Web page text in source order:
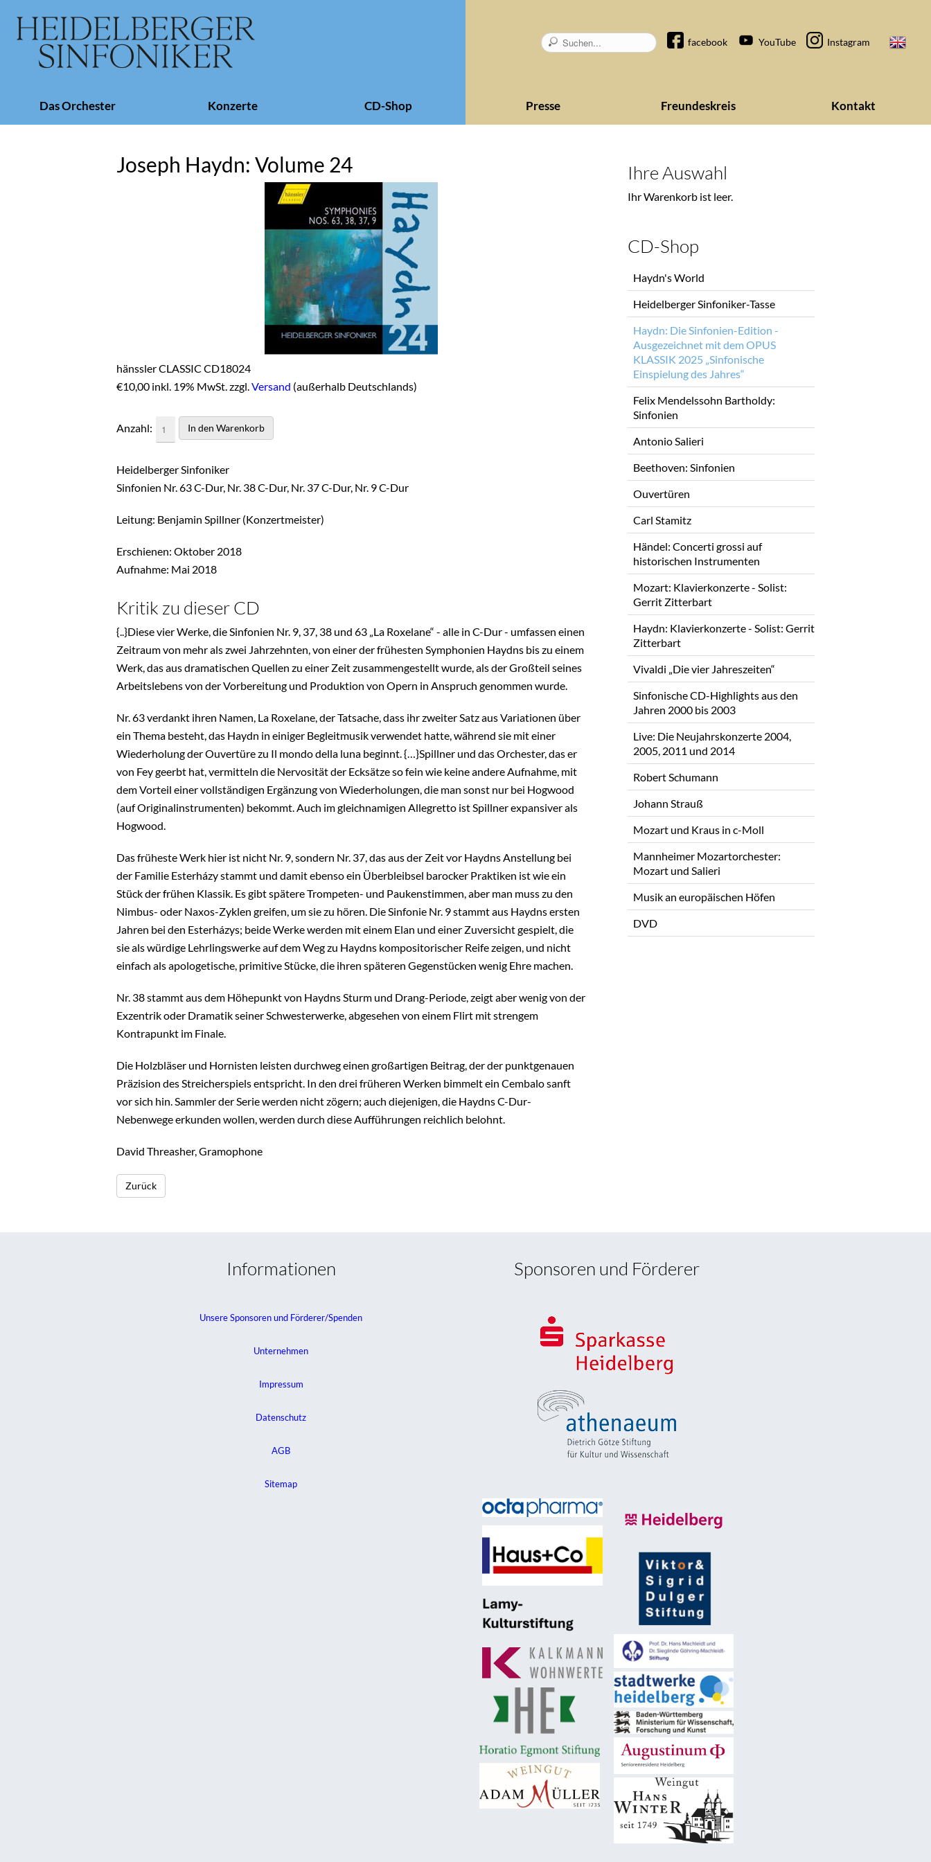
Navigation
facebook YouTube Instagram
überspringenDas Orchester Konzerte CD-Shop Presse Freundeskreis Kontakt
Joseph Haydn: Volume 24
hänssler CLASSIC CD18024
€10,00 inkl. 19% MwSt. zzgl. Versand (außerhalb Deutschlands)
Anzahl:
Heidelberger Sinfoniker
Sinfonien Nr. 63 C-Dur, Nr. 38 C-Dur, Nr. 37 C-Dur, Nr. 9 C-Dur
Leitung: Benjamin Spillner (Konzertmeister)
Erschienen: Oktober 2018
Aufnahme: Mai 2018
Kritik zu dieser CD
{..}Diese vier Werke, die Sinfonien Nr. 9, 37, 38 und 63 „La Roxelane“ - alle in C-Dur - umfassen einen
Zeitraum von mehr als zwei Jahrzehnten, von einer der frühesten Symphonien Haydns bis zu einem
Werk, das aus dramatischen Quellen zu einer Zeit zusammengestellt wurde, als der Großteil seines
Arbeitslebens von der Vorbereitung und Produktion von Opern in Anspruch genommen wurde.
Nr. 63 verdankt ihren Namen, La Roxelane, der Tatsache, dass ihr zweiter Satz aus Variationen über
ein Thema besteht, das Haydn in einiger Begleitmusik verwendet hatte, während sie mit einer
Wiederholung der Ouvertüre zu Il mondo della luna beginnt. {…}Spillner und das Orchester, das er
von Fey geerbt hat, vermitteln die Nervosität der Ecksätze so fein wie keine andere Aufnahme, mit
dem Vorteil einer vollständigen Ergänzung von Wiederholungen, die man sonst nur bei Hogwood
(auf Originalinstrumenten) bekommt. Auch im gleichnamigen Allegretto ist Spillner expansiver als
Hogwood.
Das früheste Werk hier ist nicht Nr. 9, sondern Nr. 37, das aus der Zeit vor Haydns Anstellung bei
der Familie Esterházy stammt und damit ebenso ein Überbleibsel barocker Praktiken ist wie ein
Stück der frühen Klassik. Es gibt spätere Trompeten- und Paukenstimmen, aber man muss zu den
Nimbus- oder Naxos-Zyklen greifen, um sie zu hören. Die Sinfonie Nr. 9 stammt aus Haydns ersten
Jahren bei den Esterházys; beide Werke werden mit einem Elan und einer Zuversicht gespielt, die
sie als würdige Lehrlingswerke auf dem Weg zu Haydns kompositorischer Reife zeigen, und nicht
einfach als apologetische, primitive Stücke, die ihren späteren Gegenstücken wenig Ehre machen.
Nr. 38 stammt aus dem Höhepunkt von Haydns Sturm und Drang-Periode, zeigt aber wenig von der
Exzentrik oder Dramatik seiner Schwesterwerke, abgesehen von einem Flirt mit strengem
Kontrapunkt im Finale.
Die Holzbläser und Hornisten leisten durchweg einen großartigen Beitrag, der der punktgenauen
Präzision des Streicherspiels entspricht. In den drei früheren Werken bimmelt ein Cembalo sanft
vor sich hin. Sammler der Serie werden nicht zögern; auch diejenigen, die Haydns C-Dur-
Nebenwege erkunden wollen, werden durch diese Aufführungen reichlich belohnt.
David Threasher, Gramophone
Zurück
Ihre Auswahl
Ihr Warenkorb ist leer.
CD-Shop
überspringen
Haydn's World
Heidelberger Sinfoniker-Tasse
Haydn: Die Sinfonien-Edition -
Ausgezeichnet mit dem OPUS
KLASSIK 2025 „Sinfonische
Einspielung des Jahres“
Felix Mendelssohn Bartholdy:
Sinfonien
Antonio Salieri
Beethoven: Sinfonien
Ouvertüren
Carl Stamitz
Händel: Concerti grossi auf
historischen Instrumenten
Mozart: Klavierkonzerte - Solist:
Gerrit Zitterbart
Haydn: Klavierkonzerte - Solist: Gerrit
Zitterbart
Vivaldi „Die vier Jahreszeiten“
Sinfonische CD-Highlights aus den
Jahren 2000 bis 2003
Live: Die Neujahrskonzerte 2004,
2005, 2011 und 2014
Robert Schumann
Johann Strauß
Mozart und Kraus in c-Moll
Mannheimer Mozartorchester:
Mozart und Salieri
Musik an europäischen Höfen
DVD
Informationen
Unsere Sponsoren und Förderer/Spenden
Unternehmen
Impressum
Datenschutz
AGB
Sitemap
Sponsoren und Förderer